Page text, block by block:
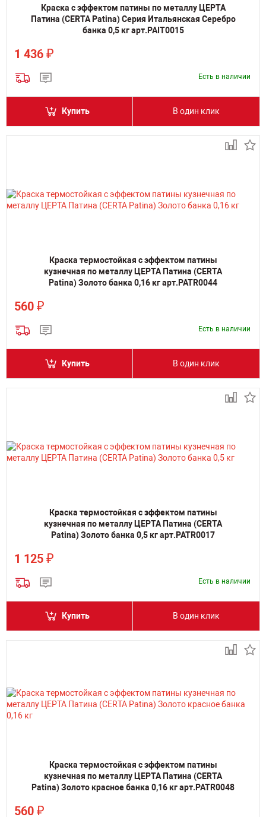
Краска с эффектом патины по металлу ЦЕРТА
Патина (CERTA Patina) Серия Итальянская Серебро
банка 0,5 кг арт.PAIT0015
1 436 ₽
Есть в наличии
Купить В один клик
Краска термостойкая с эффектом патины
кузнечная по металлу ЦЕРТА Патина (CERTA
Patina) Золото банка 0,16 кг арт.PATR0044
560 ₽
Есть в наличии
Купить В один клик
Краска термостойкая с эффектом патины
кузнечная по металлу ЦЕРТА Патина (CERTA
Patina) Золото банка 0,5 кг арт.PATR0017
1 125 ₽
Есть в наличии
Купить В один клик
Краска термостойкая с эффектом патины
кузнечная по металлу ЦЕРТА Патина (CERTA
Patina) Золото красное банка 0,16 кг арт.PATR0048
560 ₽